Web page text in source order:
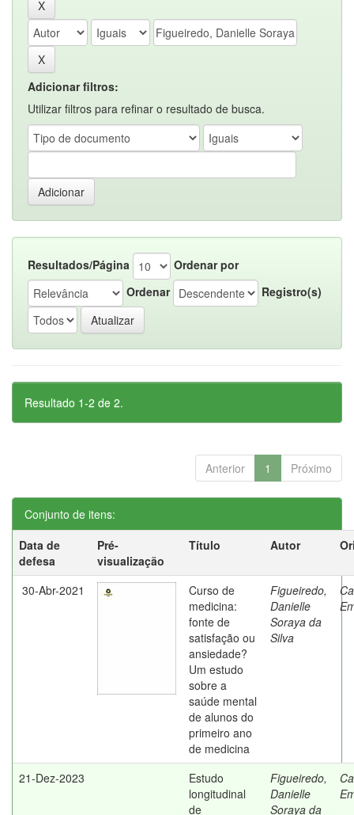
Adicionar filtros:
Utilizar filtros para refinar o resultado de busca.
Resultados/Página
Ordenar por
Ordenar
Registro(s)
Resultado 1-2 de 2.
Anterior 1 Próximo
Conjunto de itens:
Data de
defesa
Pré-
visualização
Título Autor
30-Abr-2021
Curso de
medicina:
fonte de
satisfação ou
ansiedade?
Um estudo
sobre a
saúde mental
de alunos do
primeiro ano
de medicina
Figueiredo,
Danielle
Soraya da
Silva
21-Dez-2023
Estudo
longitudinal
de
Figueiredo,
Danielle
Soraya da